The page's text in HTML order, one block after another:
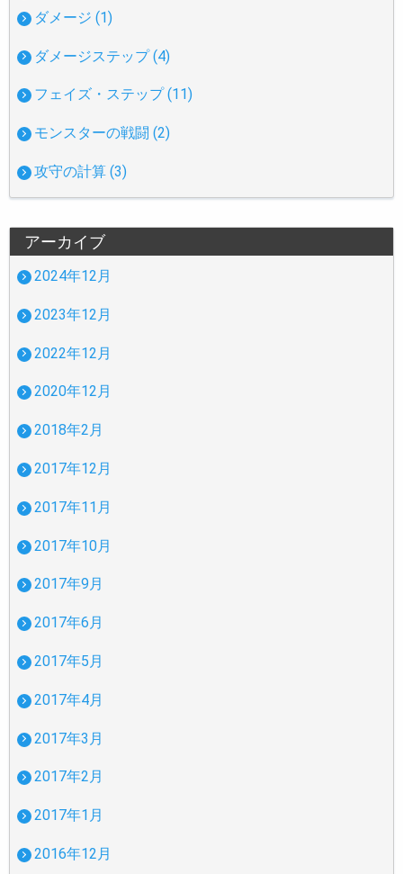
ダメージ (1)
ダメージステップ (4)
フェイズ・ステップ (11)
モンスターの戦闘 (2)
攻守の計算 (3)
アーカイブ
2024年12月
2023年12月
2022年12月
2020年12月
2018年2月
2017年12月
2017年11月
2017年10月
2017年9月
2017年6月
2017年5月
2017年4月
2017年3月
2017年2月
2017年1月
2016年12月